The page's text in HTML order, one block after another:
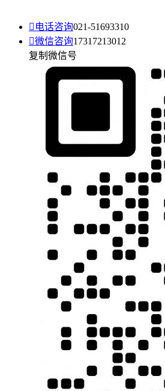
 电话咨询021-51693310
微信咨询17317213012
复制微信号